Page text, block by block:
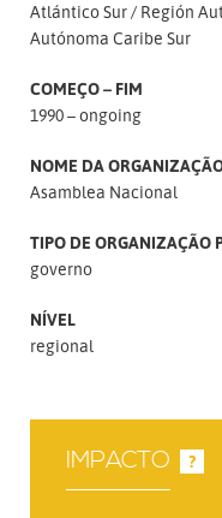
Atlántico Sur
Región
Autónoma Caribe Sur
COMEÇO – FIM
1990 – ongoing
NOME DA
Asamblea Nacional
TIPO DE ORGANIZAÇÃO
governo
NÍVEL
regional
IMPACTO ?